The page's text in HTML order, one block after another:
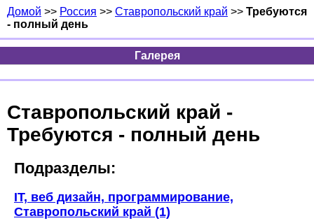
Домой >> Россия >> Ставропольский край >> Требуются
- полный день
Галерея
Ставропольский край -
Требуются - полный день
Подразделы:
IT, веб дизайн, программирование,
Ставропольский край (1)